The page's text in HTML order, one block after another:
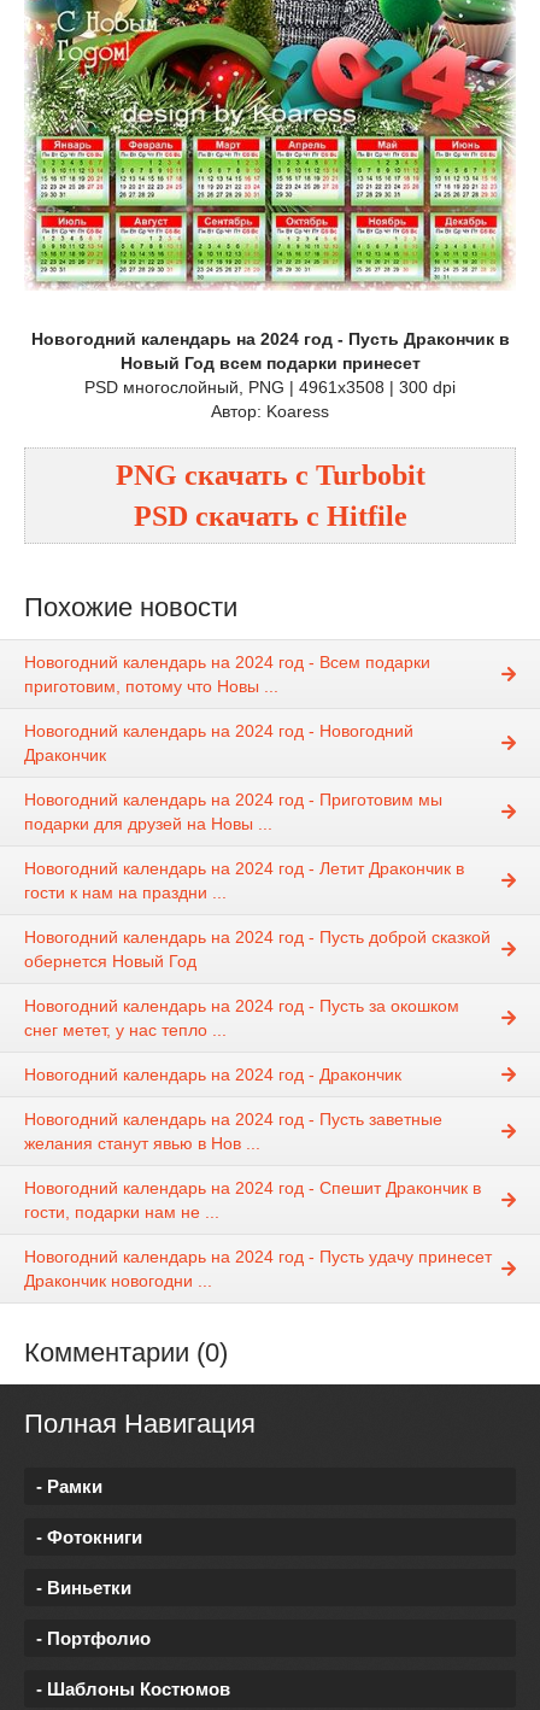
Новогодний календарь на 2024 год - Пусть Дракончик в
Новый Год всем подарки принесет
PSD многослойный, PNG | 4961x3508 | 300 dpi
Автор: Koaress
PNG cкачать с Turbobit
PSDcкачать с Hitfile
Похожие новости
Новогодний календарь на 2024 год - Всем подарки
приготовим, потому что Новы ...
Новогодний календарь на 2024 год - Новогодний
Дракончик
Новогодний календарь на 2024 год - Приготовим мы
подарки для друзей на Новы ...
Новогодний календарь на 2024 год - Летит Дракончик в
гости к нам на праздни ...
Новогодний календарь на 2024 год - Пусть доброй сказкой
обернется Новый Год
Новогодний календарь на 2024 год - Пусть за окошком
снег метет, у нас тепло ...
Новогодний календарь на 2024 год - Дракончик
Новогодний календарь на 2024 год - Пусть заветные
желания станут явью в Нов ...
Новогодний календарь на 2024 год - Спешит Дракончик в
гости, подарки нам не ...
Новогодний календарь на 2024 год - Пусть удачу принесет
Дракончик новогодни ...
Комментарии (0)
Полная Навигация
- Рамки
- Фотокниги
- Виньетки
- Портфолио
- Шаблоны Костюмов